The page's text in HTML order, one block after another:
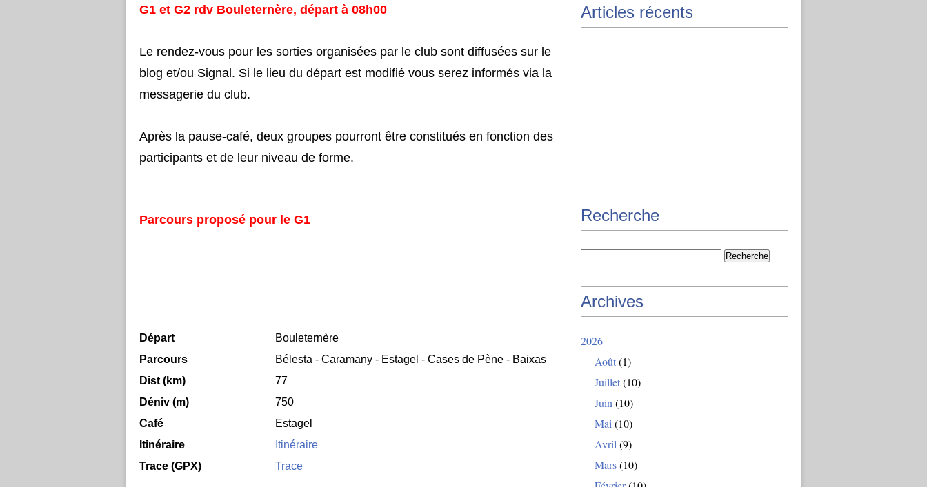
G1 et G2 rdv Bouleternère, départ à 08h00
Le rendez-vous pour les sorties organisées par le club sont diffusées sur le
blog et/ou Signal. Si le lieu du départ est modifié vous serez informés via la
messagerie du club.
Après la pause-café, deux groupes pourront être constitués en fonction des
participants et de leur niveau de forme.
Parcours proposé pour le G1
Départ
Bouleternère
Parcours
Bélesta - Caramany - Estagel - Cases de Pène - Baixas
Dist (km)
77
Déniv (m)
750
Café
Estagel
Itinéraire
Itinéraire
Trace (GPX)
Trace
Articles récents
Recherche
Archives
2026
Août(1)
Juillet(10)
Juin (10)
Mai (10)
Avril (9)
Mars(10)